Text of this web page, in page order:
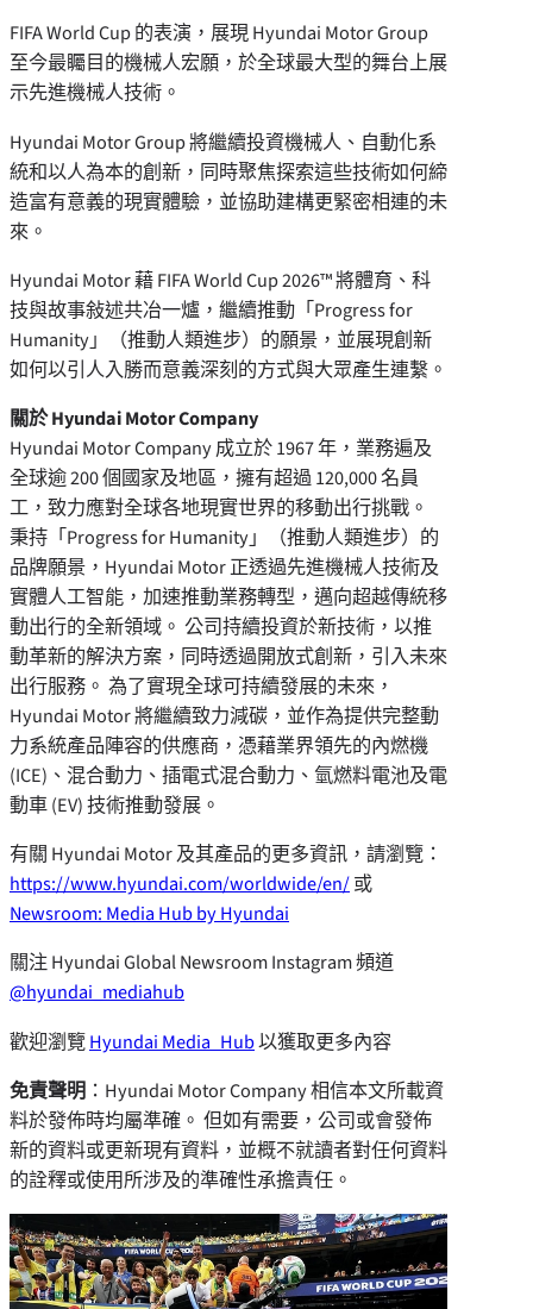
FIFA World Cup 的表演，展現 Hyundai Motor Group
至今最矚目的機械人宏願，於全球最大型的舞台上展
示先進機械人技術。
Hyundai Motor Group 將繼續投資機械人、自動化系
統和以人為本的創新，同時聚焦探索這些技術如何締
造富有意義的現實體驗，並協助建構更緊密相連的未
來。
Hyundai Motor 藉 FIFA World Cup 2026™ 將體育、科
技與故事敍述共冶一爐，繼續推動「Progress for
Humanity」（推動人類進步）的願景，並展現創新
如何以引人入勝而意義深刻的方式與大眾產生連繫。
關於 Hyundai Motor Company
Hyundai Motor Company 成立於 1967 年，業務遍及
全球逾 200 個國家及地區，擁有超過 120,000 名員
工，致力應對全球各地現實世界的移動出行挑戰。
秉持「Progress for Humanity」（推動人類進步）的
品牌願景，Hyundai Motor 正透過先進機械人技術及
實體人工智能，加速推動業務轉型，邁向超越傳統移
動出行的全新領域。 公司持續投資於新技術，以推
動革新的解決方案，同時透過開放式創新，引入未來
出行服務。 為了實現全球可持續發展的未來，
Hyundai Motor 將繼續致力減碳，並作為提供完整動
力系統產品陣容的供應商，憑藉業界領先的內燃機
(ICE)、混合動力、插電式混合動力、氫燃料電池及電
動車 (EV) 技術推動發展。
有關 Hyundai Motor 及其產品的更多資訊，請瀏覽：
https://www.hyundai.com/worldwide/en/或
Newsroom: Media Hub by Hyundai
關注 Hyundai Global Newsroom Instagram 頻道
@hyundai_mediahub
歡迎瀏覽Hyundai Media_Hub以獲取更多內容
免責聲明 ：Hyundai Motor Company 相信本文所載資
料於發佈時均屬準確。 但如有需要，公司或會發佈
新的資料或更新現有資料，並概不就讀者對任何資料
的詮釋或使用所涉及的準確性承擔責任。